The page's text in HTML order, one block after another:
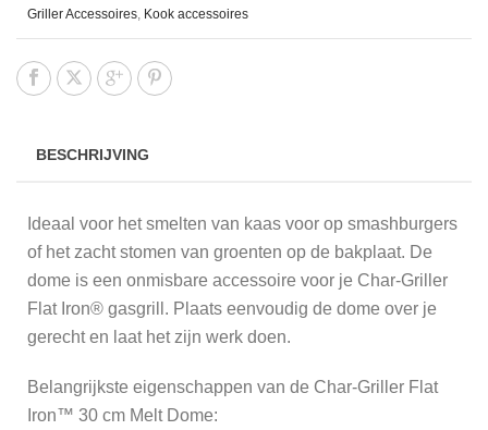
Griller Accessoires Kook accessoires
BESCHRIJVING
Ideaal voor het smelten van kaas voor op smashburgers
of het zacht stomen van groenten op de bakplaat. De
dome is een onmisbare accessoire voor je Char-Griller
Flat Iron® gasgrill. Plaats eenvoudig de dome over je
gerecht en laat het zijn werk doen.
Belangrijkste eigenschappen van de Char-Griller Flat
Iron™ 30 cm Melt Dome: